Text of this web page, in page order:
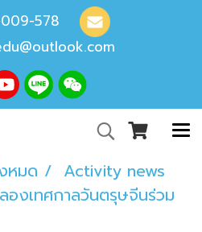
578
หมด
Activity news
องเทศกาลวันตรุษจีนร่วม